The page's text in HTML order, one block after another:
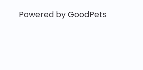
Powered by GoodPets